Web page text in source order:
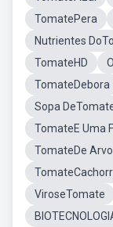
TomatePera
Nutrientes
TomateHD
TomateDebora
Sopa
TomateE Uma
TomateDe
ViroseTomate